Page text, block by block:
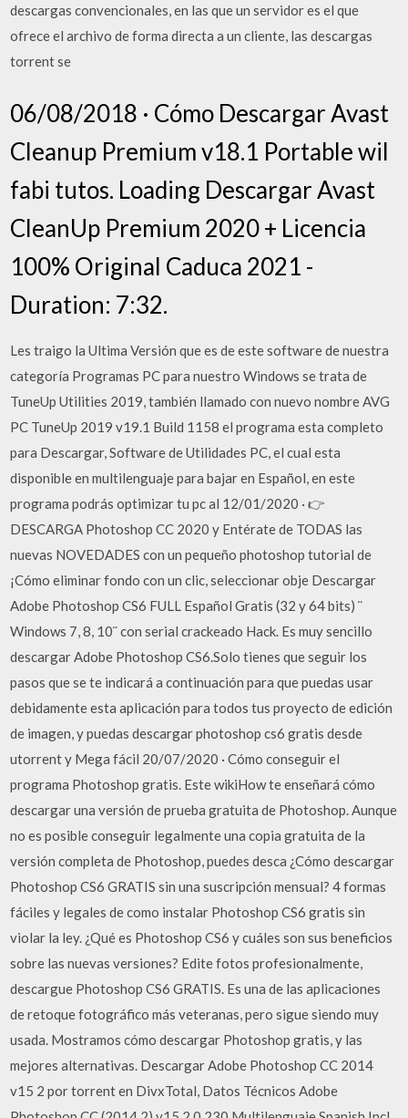
descargas convencionales, en las que un servidor es el que
ofrece el archivo de forma directa a un cliente, las descargas
torrent se
06/08/2018 · Cómo Descargar Avast
Cleanup Premium v18.1 Portable wil
fabi tutos. Loading Descargar Avast
CleanUp Premium 2020 + Licencia
100% Original Caduca 2021 -
Duration: 7:32.
Les traigo la Ultima Versión que es de este software de nuestra
categoría Programas PC para nuestro Windows se trata de
TuneUp Utilities 2019, también llamado con nuevo nombre AVG
PC TuneUp 2019 v19.1 Build 1158 el programa esta completo
para Descargar, Software de Utilidades PC, el cual esta
disponible en multilenguaje para bajar en Español, en este
programa podrás optimizar tu pc al 12/01/2020 · 👉
DESCARGA Photoshop CC 2020 y Entérate de TODAS las
nuevas NOVEDADES con un pequeño photoshop tutorial de
¡Cómo eliminar fondo con un clic, seleccionar obje Descargar
Adobe Photoshop CS6 FULL Español Gratis (32 y 64 bits) ¨
Windows 7, 8, 10¨ con serial crackeado Hack. Es muy sencillo
descargar Adobe Photoshop CS6.Solo tienes que seguir los
pasos que se te indicará a continuación para que puedas usar
debidamente esta aplicación para todos tus proyecto de edición
de imagen, y puedas descargar photoshop cs6 gratis desde
utorrent y Mega fácil 20/07/2020 · Cómo conseguir el
programa Photoshop gratis. Este wikiHow te enseñará cómo
descargar una versión de prueba gratuita de Photoshop. Aunque
no es posible conseguir legalmente una copia gratuita de la
versión completa de Photoshop, puedes desca ¿Cómo descargar
Photoshop CS6 GRATIS sin una suscripción mensual? 4 formas
fáciles y legales de como instalar Photoshop CS6 gratis sin
violar la ley. ¿Qué es Photoshop CS6 y cuáles son sus beneficios
sobre las nuevas versiones? Edite fotos profesionalmente,
descargue Photoshop CS6 GRATIS. Es una de las aplicaciones
de retoque fotográfico más veteranas, pero sigue siendo muy
usada. Mostramos cómo descargar Photoshop gratis, y las
mejores alternativas. Descargar Adobe Photoshop CC 2014
v15 2 por torrent en DivxTotal, Datos Técnicos Adobe